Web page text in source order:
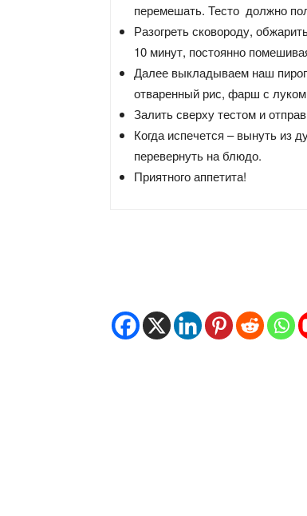
перемешать. Тесто должно
Разогреть сковороду,
10 минут, постоянно
Далее выкладываем наш
отваренный рис, фарш с
Залить сверху тестом и
Когда испечется – вынуть из
перевернуть на блюдо.
Приятного аппетита!